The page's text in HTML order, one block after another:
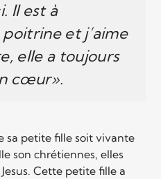
Il est à
et j’aime
elle a toujours
cœur».
sa petite fille soit vivante
son chrétiennes, elles
Cette petite fille a